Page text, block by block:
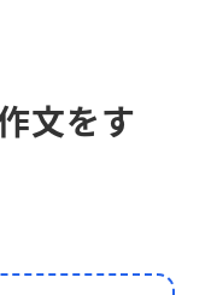
文をす